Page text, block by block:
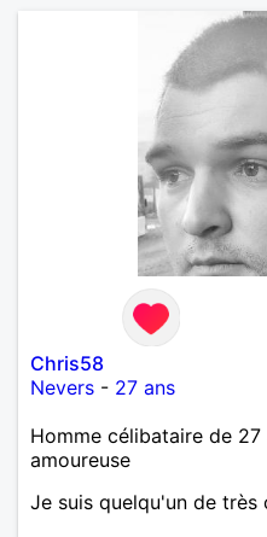
Chris58
Nevers - 27 ans
Homme célibataire de
amoureuse
Je suis quelqu'un de très